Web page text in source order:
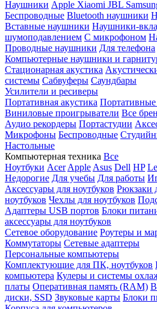
Наушники Apple Xiaomi JBL
Беспроводные Bluetooth наушники
Вставные наушники Наушники-
шумоподавлением С микрофоном
Проводные наушники Для телефона
Компьютерные наушники и
Стационарная акустика
системы Сабвуферы Саундбары
Усилители и ресиверы
Портативная акустика Портативные
Виниловые проигрыватели Все
Аудио рекордеры Портастудии
Микрофоны Беспроводные
Настольные
Компьютерная техника Все
Ноутбуки Acer Apple Asus Dell HP
Недорогие Для учебы Для работы
Аксессуары для ноутбуков Рюкзаки
ноутбуков Чехлы для ноутбуков
Адаптеры USB портов Блоки
аксессуары для ноутбуков
Сетевое оборудование Роутеры и
Коммутаторы Сетевые адаптеры
Персональные компьютеры
Комплектующие для ПК, ноутбуков
компьютера Кулеры и системы
платы Оперативная память (RAM)
диски, SSD Звуковые карты Блоки